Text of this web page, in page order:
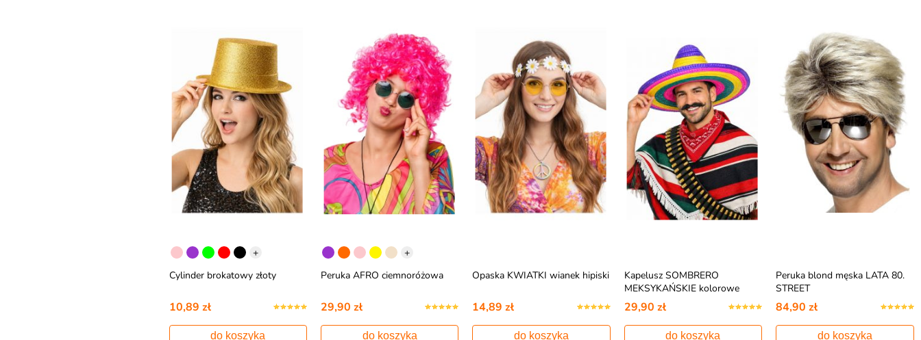
+
Cylinder brokatowy złoty
10,89 zł
do koszyka
+
Peruka AFRO ciemnoróżowa
29,90 zł
do koszyka
Opaska KWIATKI wianek hipiski
14,89 zł
do koszyka
Kapelusz SOMBRERO
MEKSYKAŃSKIE kolorowe
29,90 zł
do koszyka
Peruka blond męska LATA 80.
STREET
84,90 zł
do koszyka